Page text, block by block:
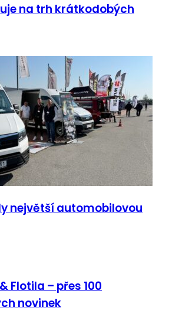
na trh krátkodobých
největší automobilovou
Flotila – přes 100
novinek